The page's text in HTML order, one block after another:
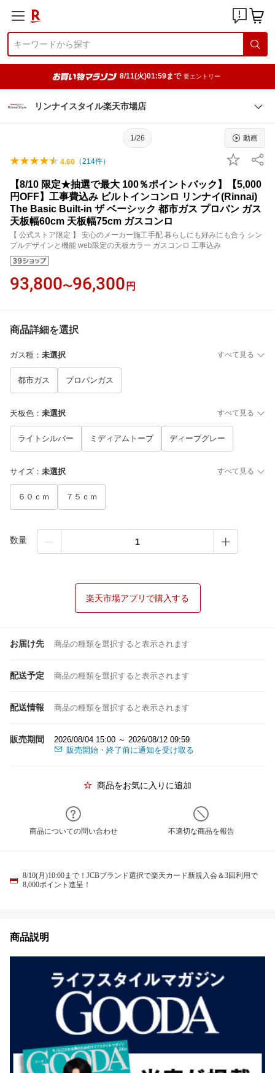
8/11(火)01:59まで 要エントリー
リンナイスタイル楽天市場店
1/26 動画
4.60 （214件）
【8/10 限定★抽選で最大 100％ポイントバック】【5,000
円OFF】工事費込み ビルトインコンロ リンナイ(Rinnai)
The Basic Built-in ザ ベーシック 都市ガス プロパン ガス
天板幅60cm 天板幅75cm ガスコンロ
【 公式ストア限定 】 安心のメーカー施工手配 暮らしにも好みにも合う シン
プルデザインと機能 web限定の天板カラー ガスコンロ 工事込み
93,800〜96,300 円
商品詳細を選択
ガス種 ： 未選択 すべて見る
都市ガス プロパンガス
天板色 ： 未選択 すべて見る
ライトシルバー ミディアムトープ ディープグレー
サイズ ： 未選択 すべて見る
６０ｃｍ ７５ｃｍ
数量
楽天市場アプリで購入する
お届け先 商品の種類を選択すると表示されます
配送予定 商品の種類を選択すると表示されます
配送情報 商品の種類を選択すると表示されます
販売期間
2026/08/04 15:00 ～ 2026/08/12 09:59
販売開始・終了前に通知を受け取る
商品をお気に入りに追加
商品についての問い合わせ 不適切な商品を報告
8/10(月)10:00まで！JCBブランド選択で楽天カード新規入会＆3回利用で
8,000ポイント進呈！
商品説明